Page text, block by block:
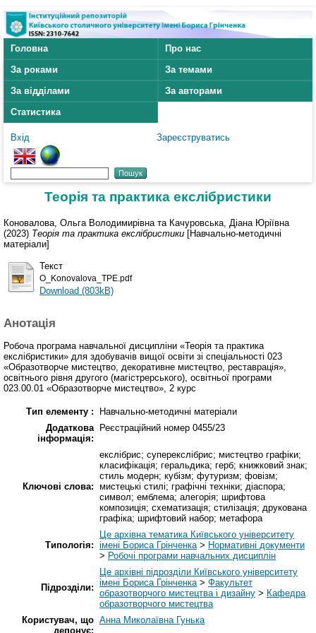
Головна
Про нас
За роками
За темами
За відділами
За авторами
Статистика
Вхід Зареєструватись
Теорія та практика екслібристики
Коновалова, Ольга Володимирівна та Качуровська, Діана Юріївна
(2023) Теорія та практика екслібристики [Навчально-методичні
матеріали]
Текст
O_Konovalova_TPE.pdf
Download (803kB)
Анотація
Робоча програма навчальної дисципліни «Теорія та практика
екслібристики» для здобувачів вищої освіти зі спеціальності 023
«Образотворче мистецтво, декоративне мистецтво, реставрація»,
освітнього рівня другого (магістрерського), освітньої програми
023.00.01 «Образотворче мистецтво», 2 курс
Тип елементу :
Навчально-методичні матеріали
Додаткова
інформація:
Реєстраційний номер 0455/23
Ключові слова:
екслібрис; суперекслібрис; мистецтво графіки;
класифікація; геральдика; герб; книжковий знак;
стиль модерн; кубізм; футуризм; фовізм;
мистецькі стилі; графічні техніки; діаспора;
символ; емблема; алегорія; шрифтова
композиція; схематизація; стилізація; друкована
графіка; шрифтовий набор; метафора
Типологія:
Це архівна тематика Київського університету
імені Бориса Грінченка> Нормативні документи
> Робочі програми навчальних дисциплін
Підрозділи:
Це архівні підрозділи Київського університету
імені Бориса Грінченка> Факультет
образотворчого мистецтва і дизайну > Кафедра
образотворчого мистецтва
Користувач, що
депонує:
Анна Миколаївна Гунька